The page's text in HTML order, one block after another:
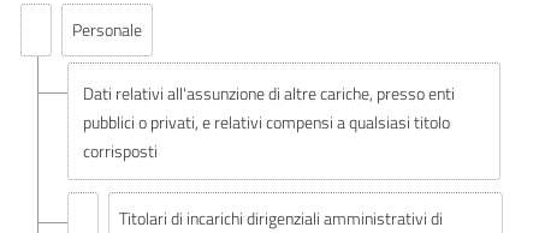
Personale
Dati relativi all'assunzione di altre cariche, presso enti
pubblici o privati, e relativi compensi a qualsiasi titolo
corrisposti
Titolari di incarichi dirigenziali amministrativi di